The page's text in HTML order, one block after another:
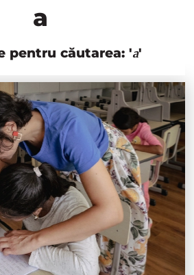
a
pentru căutarea: 'a'